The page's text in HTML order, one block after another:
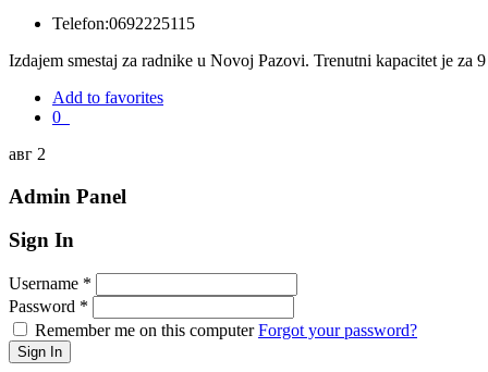
Telefon:0692225115
Izdajem smestaj za radnike u Novoj Pazovi. Trenutni kapacitet je za
Add to favorites
0
авг 2
Admin Panel
Sign In
Username *
Password *
Remember me on this computerForgot your password?